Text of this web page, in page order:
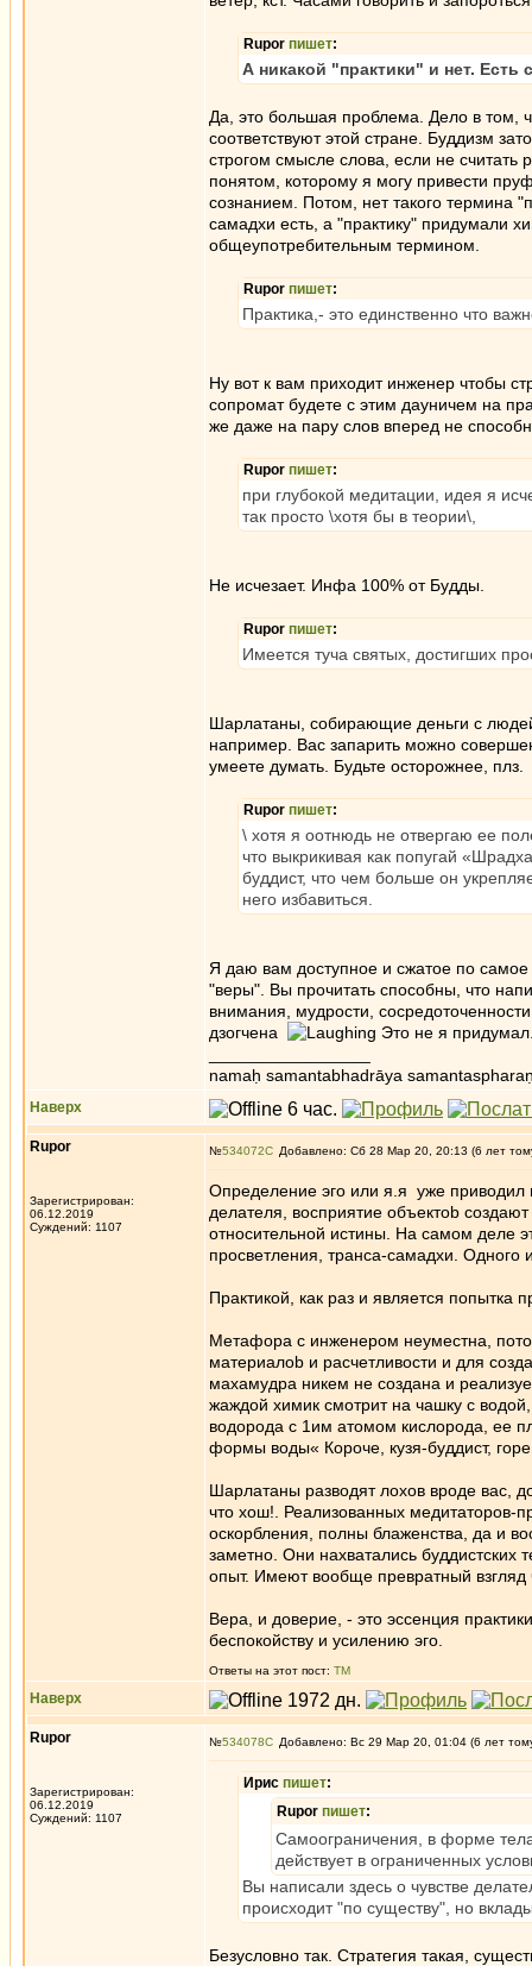
Rupor пишет:
А никакой "практики" и нет. Есть
Да, это большая проблема. Дело в том,
соответствуют этой стране. Буддизм
строгом смысле слова, если не считать
понятом, которому я могу привести
сознанием. Потом, нет такого термина
самадхи есть, а "практику" придумали
общеупотребительным термином.
Rupor пишет:
Практика,- это единственно что
Ну вот к вам приходит инженер чтобы
сопромат будете с этим дауничем на
же даже на пару слов вперед не
Rupor пишет:
при глубокой медитации, идея я
так просто \хотя бы в теории\,
Не исчезает. Инфа 100% от Будды.
Rupor пишет:
Имеется туча святых, достигших
Шарлатаны, собирающие деньги с
например. Вас запарить можно
умеете думать. Будьте осторожнее, плз.
Rupor пишет:
\ хотя я оотнюдь не отвергаю ее
что выкрикивая как попугай
буддист, что чем больше он
него избавиться.
Я даю вам доступное и сжатое по
"веры". Вы прочитать способны, что
внимания, мудрости,
дзогчена
Это не я
namaḥ samantabhadrāya
Наверх
Rupor
Зарегистрирован:
06.12.2019
Суждений: 1107
№534072 Добавлено: Сб 28 Мар 20, 20:13 (6 лет
Определение эго или я.я уже приводил
делателя, восприятие объектоb
относительной истины. На самом деле
просветления, транса-самадхи. Одного
Практикой, как раз и является попытка
Метафора с инженером неуместна,
материалоb и расчетливости и для
махамудра никем не создана и
жаждой химик смотрит на чашку с
водорода с 1им атомом кислорода, ее
формы воды« Короче, кузя-буддист,
Шарлатаны разводят лохов вроде вас,
что хош!. Реализованных медитаторов-
оскорбления, полны блаженства, да и
заметно. Они нахватались
опыт. Имеют вообще превратный взгляд
Вера, и доверие, - это эссенция
беспокойству и усилению эго.
Ответы на этот пост: ТМ
Наверх
Rupor
Зарегистрирован:
06.12.2019
Суждений: 1107
№534078 Добавлено: Вс 29 Мар 20, 01:04 (6 лет
Ирис пишет:
Rupor пишет:
Самоограничения, в форме
действует в ограниченных
Вы написали здесь о чувстве
происходит "по существу", но
Безусловно так. Стратегия такая,